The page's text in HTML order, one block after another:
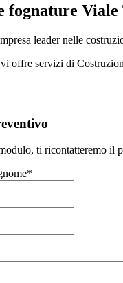
fognature
leader nelle
ti ricontatteremo il
*